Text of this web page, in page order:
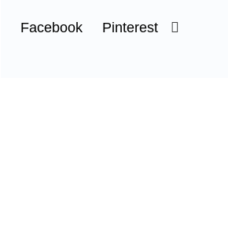
Facebook Pinterest